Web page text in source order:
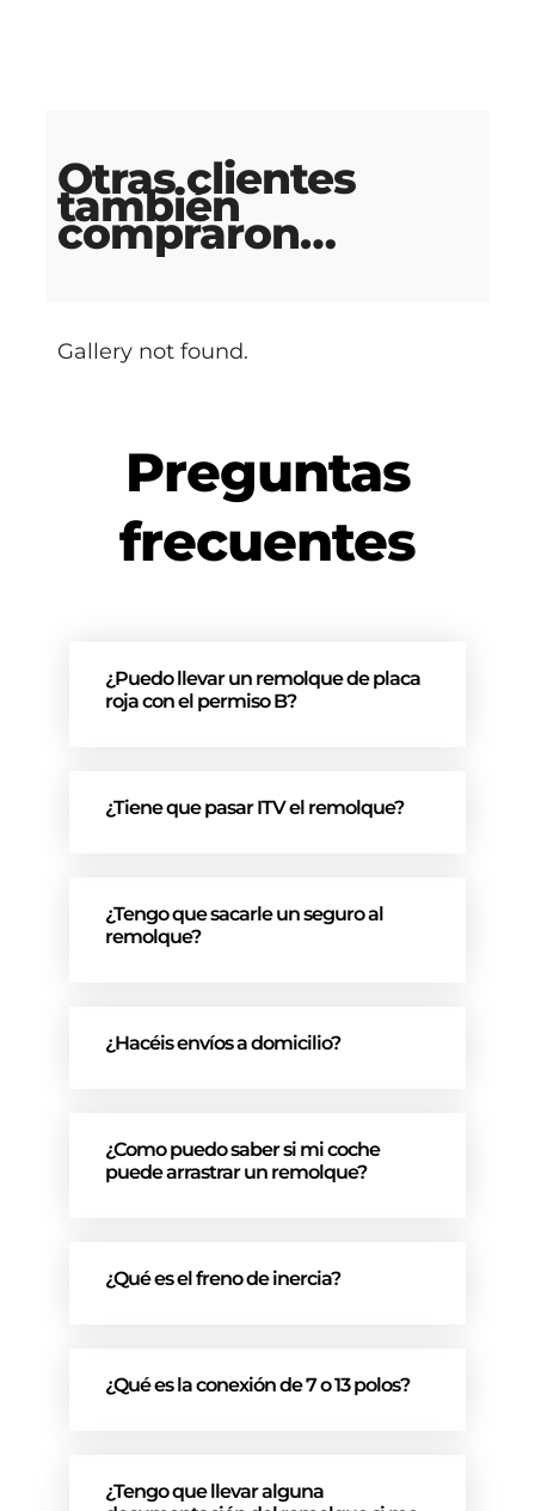
Otras clientes
también
compraron…
Gallery not found.
Preguntas
frecuentes
¿Puedo llevar un remolque de placa
roja con el permiso B?
¿Tiene que pasar ITV el remolque?
¿Tengo que sacarle un seguro al
remolque?
¿Hacéis envíos a domicilio?
¿Como puedo saber si mi coche
puede arrastrar un remolque?
¿Qué es el freno de inercia?
¿Qué es la conexión de 7 o 13 polos?
¿Tengo que llevar alguna